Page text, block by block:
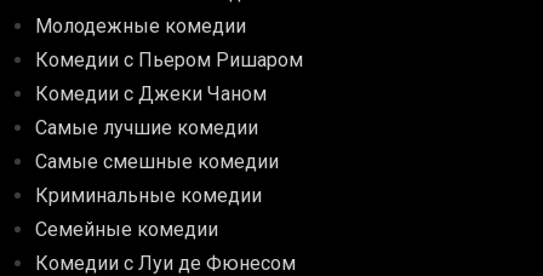
Молодежные комедии
Комедии с Пьером Ришаром
Комедии с Джеки Чаном
Самые лучшие комедии
Самые смешные комедии
Криминальные комедии
Семейные комедии
Комедии с Луи де Фюнесом